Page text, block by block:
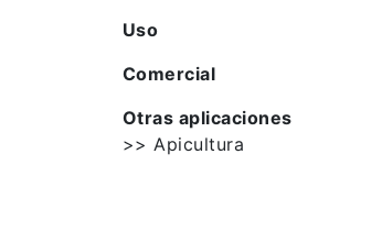
Uso
Comercial
Otras aplicaciones
>> Apicultura